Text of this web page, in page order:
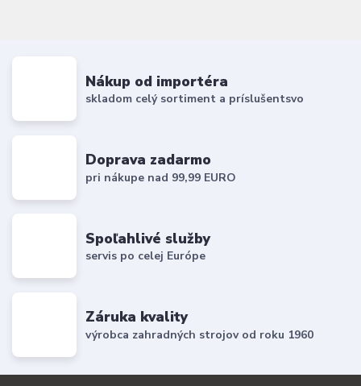
Nákup od importéra
skladom celý sortiment a príslušentsvo
Doprava zadarmo
pri nákupe nad 99,99 EURO
Spoľahlivé služby
servis po celej Európe
Záruka kvality
výrobca zahradných strojov od roku 1960